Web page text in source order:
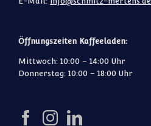
Öffnungszeiten Kaffeeladen:
Mittwoch: 10:00 – 14:00 Uhr
Donnerstag: 10:00 – 18:00 Uhr